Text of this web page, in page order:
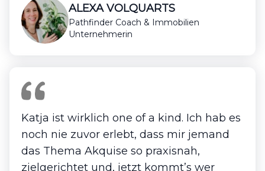
ALEXA VOLQUARTS
Pathfinder Coach & Immobilien
Unternehmerin
Katja ist wirklich one of a kind. Ich hab es
noch nie zuvor erlebt, dass mir jemand
das Thema Akquise so praxisnah,
zielgerichtet und, jetzt kommt’s wer